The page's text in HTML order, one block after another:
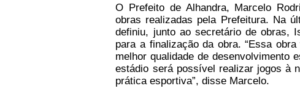
O Prefeito de Alhandra, Marcelo
obras realizadas pela Prefeitura. Na
definiu, junto ao secretário de obras,
para a finalização da obra. “Essa
melhor qualidade de desenvolvimento
estádio será possível realizar jogos à
prática esportiva”, disse Marcelo.